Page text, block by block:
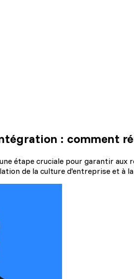
: comment
étape cruciale pour garantir aux
de la culture d'entreprise et à